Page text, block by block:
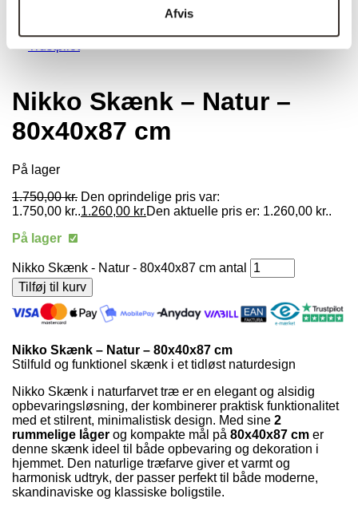
Afvis
Trustpilot
Nikko Skænk – Natur –
80x40x87 cm
På lager
1.750,00kr. Den oprindelige pris var:
1.750,00 kr..1.260,00 kr.Den aktuelle pris er: 1.260,00 kr..
På lager
Nikko Skænk - Natur - 80x40x87 cm antal
Tilføj til kurv
Nikko Skænk – Natur – 80x40x87 cm
Stilfuld og funktionel skænk i et tidløst naturdesign
Nikko Skænk i naturfarvet træ er en elegant og alsidig
opbevaringsløsning, der kombinerer praktisk funktionalitet
med et stilrent, minimalistisk design. Med sine 2
rummelige låger og kompakte mål på 80x40x87 cm er
denne skænk ideel til både opbevaring og dekoration i
hjemmet. Den naturlige træfarve giver et varmt og
harmonisk udtryk, der passer perfekt til både moderne,
skandinaviske og klassiske boligstile.